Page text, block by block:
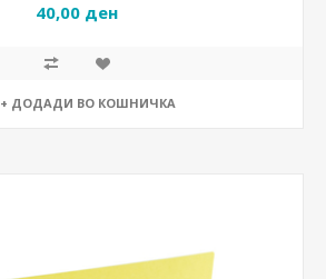
40,00 ден
+ ДОДАДИ ВО КОШНИЧКА